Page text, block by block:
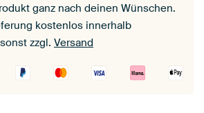
ganz nach deinen Wünschen.
kostenlos innerhalb
zzgl. Versand